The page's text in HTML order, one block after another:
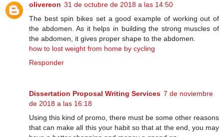
olivereon 31 de octubre de 2018 a las 14:50
The best spin bikes set a good example of working out of
the abdomen. As it helps in building the strong muscles of
the abdomen, it gives proper shape to the abdomen.
how to lost weight from home by cycling
Responder
Dissertation Proposal Writing Services 7 de noviembre
de 2018 a las 16:18
Using this kind of promo, there must be some other reasons
that can make all this your habit so that at the end, you may